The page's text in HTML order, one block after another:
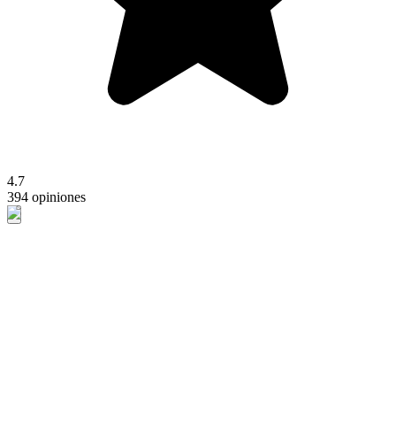
4.7
394 opiniones